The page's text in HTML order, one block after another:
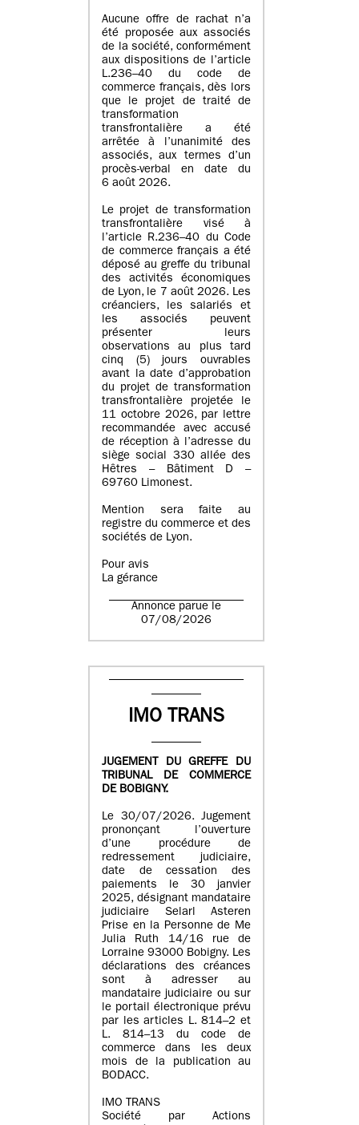
Aucune offre de rachat n’a
été proposée aux associés
de la société, conformément
aux dispositions de l’article
L.236–40 du code de
commerce français, dès lors
que le projet de traité de
transformation
transfrontalière a été
arrêtée à l’unanimité des
associés, aux termes d’un
procès-verbal en date du
6 août 2026.
Le projet de transformation
transfrontalière visé à
l’article R.236–40 du Code
de commerce français a été
déposé au greffe du tribunal
des activités économiques
de Lyon, le 7 août 2026. Les
créanciers, les salariés et
les associés peuvent
présenter leurs
observations au plus tard
cinq (5) jours ouvrables
avant la date d’approbation
du projet de transformation
transfrontalière projetée le
11 octobre 2026, par lettre
recommandée avec accusé
de réception à l’adresse du
siège social 330 allée des
Hêtres – Bâtiment D –
69760 Limonest.
Mention sera faite au
registre du commerce et des
sociétés de Lyon.
Pour avis
La gérance
Annonce parue le
07/08/2026
IMO TRANS
JUGEMENT DU GREFFE DU
TRIBUNAL DE COMMERCE
DE BOBIGNY.
Le 30/07/2026. Jugement
prononçant l’ouverture
d’une procédure de
redressement judiciaire,
date de cessation des
paiements le 30 janvier
2025, désignant mandataire
judiciaire Selarl Asteren
Prise en la Personne de Me
Julia Ruth 14/16 rue de
Lorraine 93000 Bobigny. Les
déclarations des créances
sont à adresser au
mandataire judiciaire ou sur
le portail électronique prévu
par les articles L. 814–2 et
L. 814–13 du code de
commerce dans les deux
mois de la publication au
BODACC.
IMO TRANS
Société par Actions